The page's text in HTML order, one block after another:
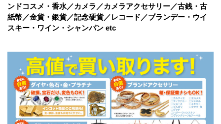
ンドコスメ・香水／カメラ／カメラアクセサリー／古銭・古
紙幣／金貨・銀貨／記念硬貨／レコード／ブランデー・ウイ
スキー・ワイン・シャンパン etc